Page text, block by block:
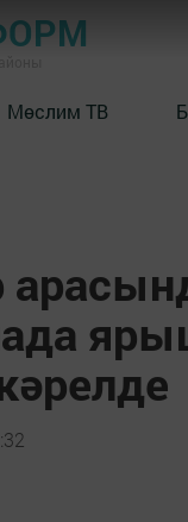
Мөслим ТВ